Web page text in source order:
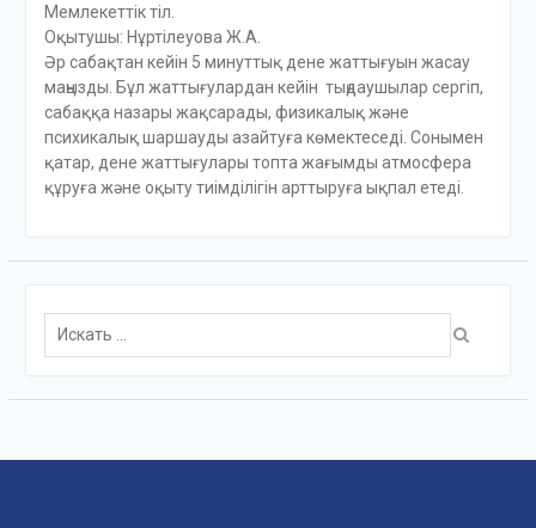
Мемлекеттік тіл.
Оқытушы: Нұртілеуова Ж.А.
Әр сабақтан кейін 5 минуттық дене жаттығуын жасау
маңызды. Бұл жаттығулардан кейін тыңдаушылар сергіп,
сабаққа назары жақсарады, физикалық және
психикалық шаршауды азайтуға көмектеседі. Сонымен
қатар, дене жаттығулары топта жағымды атмосфера
құруға және оқыту тиімділігін арттыруға ықпал етеді.
Поиск
для: